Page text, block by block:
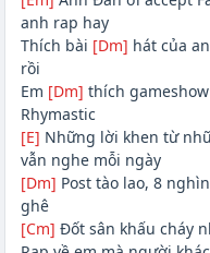
anh rap hay
Thích bài [Dm] hát của
rồi
Em [Dm] thích
Rhymastic
[E] Những lời khen từ
vẫn nghe mỗi ngày
[Dm] Post tào lao, 8
ghê
[Cm] Đốt sân khấu cháy